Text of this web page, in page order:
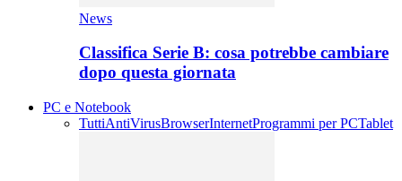
News
Classifica Serie B: cosa potrebbe cambiare
dopo questa giornata
PC e Notebook
TuttiAntiVirusBrowserInternetProgrammi per PCTablet